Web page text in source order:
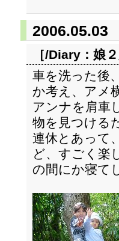
2006.05.03
［/Diary： 娘
車を洗った後
か考え、アメ
アンナを肩車
物を見つける
連休とあって
ど、すごく楽
の間にか寝て